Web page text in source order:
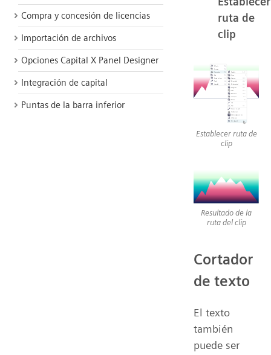
Compra y concesión de licencias
Importación de archivos
Opciones Capital X Panel Designer
Integración de capital
Puntas de la barra inferior
ruta de
clip
Establecer ruta de
clip
Resultado de la
ruta del clip
Cortador
de texto
El texto
también
puede ser